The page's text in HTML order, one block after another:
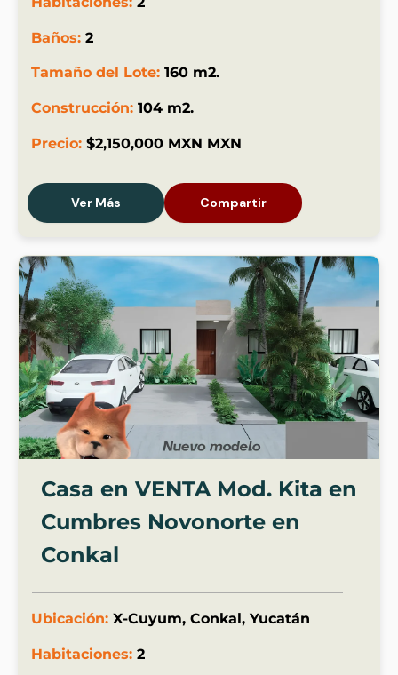
Baños: 2
Tamaño del Lote: 160 m2.
Construcción: 104 m2.
Precio: $2,150,000 MXN MXN
Ver Más Compartir
Casa en VENTA Mod. Kita en
Cumbres Novonorte en
Conkal
Ubicación: X-Cuyum, Conkal, Yucatán
Habitaciones: 2